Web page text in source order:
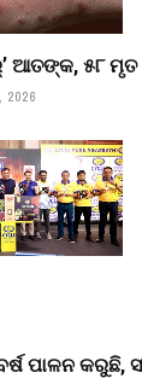
ଆତଙ୍କ, ୫୮ ମୃତ
2026
ପାଳନ